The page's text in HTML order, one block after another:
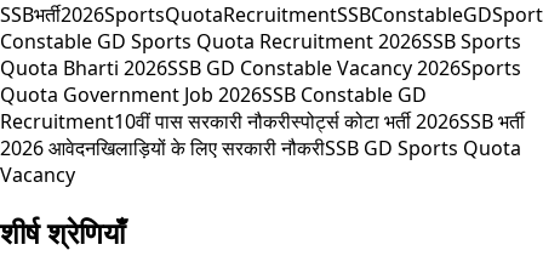
SSBभर्ती2026SportsQuotaRecruitmentSSBConstableGD
Constable GD Sports Quota Recruitment 2026SSB Sports
Quota Bharti 2026SSB GD Constable Vacancy 2026Sports
Quota Government Job 2026SSB Constable GD
Recruitment10वीं पास सरकारी नौकरीस्पोर्ट्स कोटा भर्ती 2026SSB भर्ती
2026 आवेदनखिलाड़ियों के लिए सरकारी नौकरीSSB GD Sports Quota
Vacancy
शीर्ष श्रेणियाँ